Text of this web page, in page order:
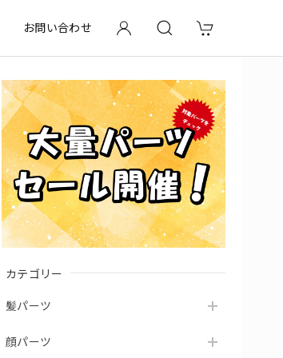
お問い合わせ
カテゴリー
髪パーツ
顔パーツ